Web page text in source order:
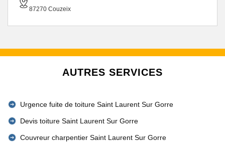
87270 Couzeix
AUTRES SERVICES
Urgence fuite de toiture Saint Laurent Sur Gorre
Devis toiture Saint Laurent Sur Gorre
Couvreur charpentier Saint Laurent Sur Gorre